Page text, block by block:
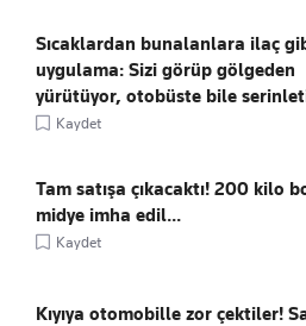
Sıcaklardan bunalanlara ilaç
uygulama: Sizi görüp gölgeden
yürütüyor, otobüste bile
Kaydet
Tam satışa çıkacaktı! 200 kilo
midye imha edil...
Kaydet
Kıyıya otomobille zor çektiler!